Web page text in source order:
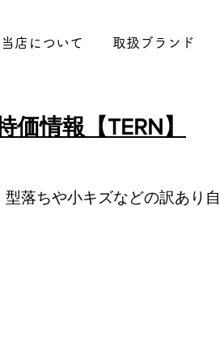
当店について 取扱ブランド
価情報【TERN】
型落ちや小キズなどの訳あり